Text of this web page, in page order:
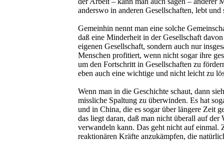
anderswo in anderen Gesellschaften, lebt
Gemeinhin nennt man eine solche
daß eine Minderheit in der Gesellschaft
eigenen Gesellschaft, sondern auch nur
Menschen profitiert, wenn nicht sogar ihre
um den Fortschritt in Gesellschaften zu
eben auch eine wichtige und nicht leicht zu
Wenn man in die Geschichte schaut, dann
missliche Spaltung zu überwinden. Es hat
und in China, die es sogar über längere Zeit
das liegt daran, daß man nicht überall auf
verwandeln kann. Das geht nicht auf einmal.
reaktionären Kräfte anzukämpfen, die